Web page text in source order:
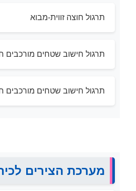
תרגול חוצה זווית-מבוא
תרגול חישוב שטחים מורכבים
תרגול חישוב שטחים מורכבים
מערכת הצירים